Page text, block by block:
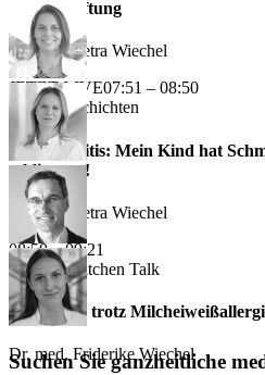
und Entgiftung
Dr. med. Petra Wiechel
JETZT LIVE07:51 – 08:50
Erfolgsgeschichten
Osteomyelitis: Mein Kind hat
schlimmer!
Dr. med. Petra Wiechel
08:50 – 09:21
Doctor's Kitchen Talk
Käse essen trotz
Dr. med. Friderike Wiechel
Suchen Sie ganzheitliche